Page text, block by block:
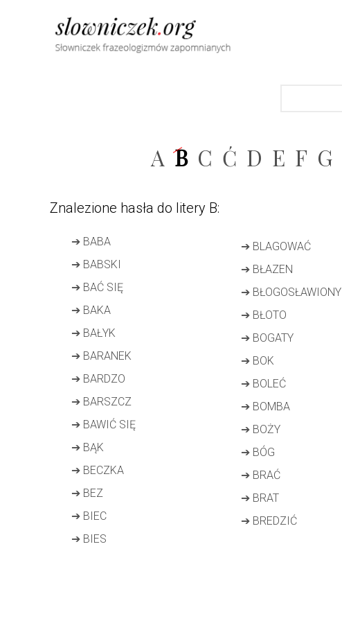
A B C Ć D E F G
Znalezione hasła do litery B:
➔ BABA
➔ BABSKI
➔ BAĆ SIĘ
➔ BAKA
➔ BAŁYK
➔ BARANEK
➔ BARDZO
➔ BARSZCZ
➔ BAWIĆ SIĘ
➔ BĄK
➔ BECZKA
➔ BEZ
➔ BIEC
➔ BIES
➔ BLAGOWAĆ
➔ BŁAZEN
➔ BŁOGOSŁAWIONY
➔ BŁOTO
➔ BOGATY
➔ BOK
➔ BOLEĆ
➔ BOMBA
➔ BOŻY
➔ BÓG
➔ BRAĆ
➔ BRAT
➔ BREDZIĆ